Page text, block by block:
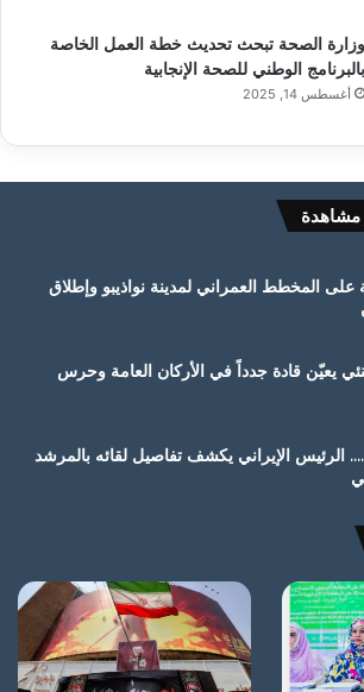
وزارة الصحة تبحث تحديث خطة العمل الخاصة
بالبرنامج الوطني للصحة الإنجابية
أغسطس 14, 2025
مشاهدة
على المخطط العمراني لمدينة نواذيبو وإطلاق
يعيّن قادة جدداً في الأركان العامة وحرس
الإيراني يكشف تفاصيل لقائه بالمرشد